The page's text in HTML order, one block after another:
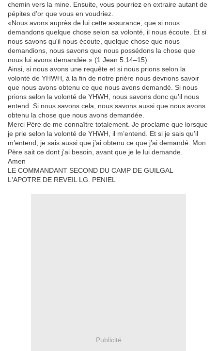
chemin vers la mine. Ensuite, vous pourriez en extraire autant de
pépites d’or que vous en voudriez.
«Nous avons auprès de lui cette assurance, que si nous
demandons quelque chose selon sa volonté, il nous écoute. Et si
nous savons qu'il nous écoute, quelque chose que nous
demandions, nous savons que nous possédons la chose que
nous lui avons demandée.» (1 Jean 5:14–15)
Ainsi, si nous avons une requête et si nous prions selon la
volonté de YHWH, à la fin de notre prière nous devrions savoir
que nous avons obtenu ce que nous avons demandé. Si nous
prions selon la volonté de YHWH, nous savons donc qu’il nous
entend. Si nous savons cela, nous savons aussi que nous avons
obtenu la chose que nous avons demandée.
Merci Père de me connaître totalement. Je proclame que lorsque
je prie selon la volonté de YHWH, il m’entend. Et si je sais qu’il
m’entend, je sais aussi que j’ai obtenu ce que j’ai demandé. Mon
Père sait ce dont j’ai besoin, avant que je le lui demande.
Amen
LE COMMANDANT SECOND DU CAMP DE GUILGAL
L'APOTRE DE REVEIL LG. PENIEL
Publicité